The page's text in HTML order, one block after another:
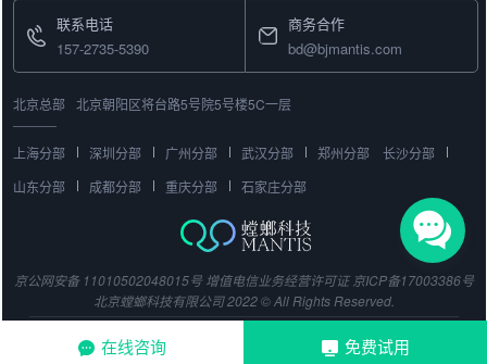
在线咨询 免费试用
联系电话
157-2735-5390
商务合作
bd@bjmantis.com
北京总部 北京朝阳区将台路5号院5号楼5C一层
上海分部 深圳分部 广州分部 武汉分部 郑州分部
长沙分部
山东分部
成都分部 重庆分部 石家庄分部
京公网安备 11010502048015号 增值电信业务经营许可证 京ICP备17003386号
北京螳螂科技有限公司 2022 © All Rights Reserved.